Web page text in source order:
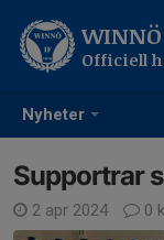
Nyheter
Officiell
Supportrar
2 apr 2024 0